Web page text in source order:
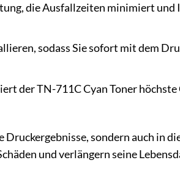
die Ausfallzeiten minimiert und
sodass Sie sofort mit dem
der TN-711C Cyan Toner
sondern auch in
und verlängern seine